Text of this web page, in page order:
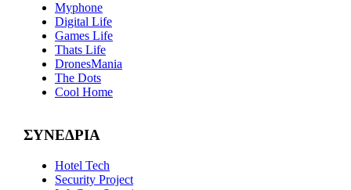
Myphone
Digital Life
Games Life
Thats Life
DronesMania
The Dots
Cool Home
ΣΥΝΕΔΡΙΑ
Hotel Tech
Security Project